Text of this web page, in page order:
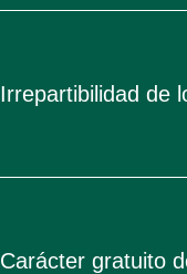
Irrepartibilidad de
Carácter gratuito